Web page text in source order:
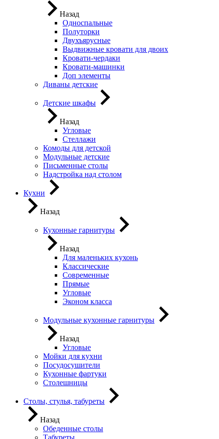
Назад
Односпальные
Полуторки
Двухъярусные
Выдвижные кровати для двоих
Кровати-чердаки
Кровати-машинки
Доп элементы
Диваны детские
Детские шкафы
Назад
Угловые
Стеллажи
Комоды для детской
Модульные детские
Письменные столы
Надстройка над столом
Кухни
Назад
Кухонные гарнитуры
Назад
Для маленьких кухонь
Классические
Современные
Прямые
Угловые
Эконом класса
Модульные кухонные гарнитуры
Назад
Угловые
Мойки для кухни
Посудосушители
Кухонные фартуки
Столешницы
Столы, стулья, табуреты
Назад
Обеденные столы
Табуреты